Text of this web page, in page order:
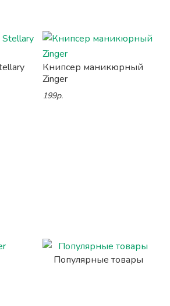
Книпсер маникюрный
Zinger
199р.
Популярные товары